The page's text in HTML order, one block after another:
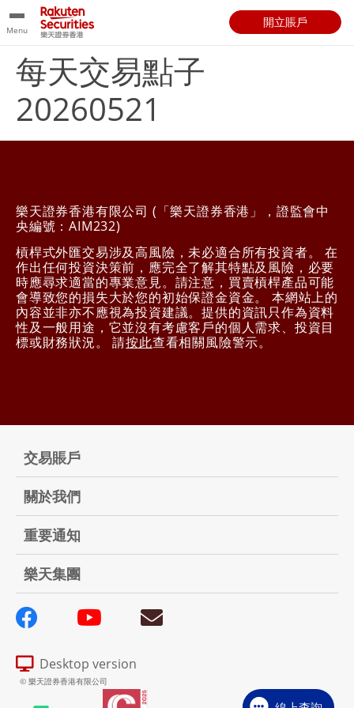
Menu
開立賬戶
每天交易點子
20260521
樂天證券香港有限公司 (「樂天證券香港」，證監會中
央編號：AIM232)
槓桿式外匯交易涉及高風險，未必適合所有投資者。 在
作出任何投資決策前，應完全了解其特點及風險，必要
時應尋求適當的專業意見。請注意，買賣槓桿產品可能
會導致您的損失大於您的初始保證金資金。 本網站上的
內容並非亦不應視為投資建議。提供的資訊只作為資料
性及一般用途，它並沒有考慮客戶的個人需求、投資目
標或財務狀況。 請按此查看相關風險警示。
交易賬戶
關於我們
重要通知
樂天集團
Desktop version
© 樂天證券香港有限公司